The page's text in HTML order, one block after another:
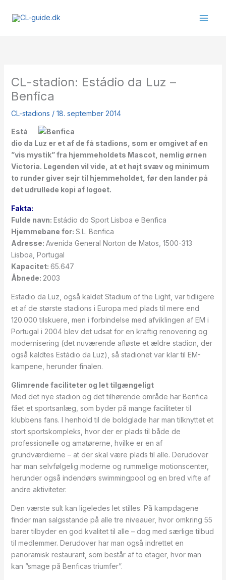
CL-stadion: Estádio da Luz –
Benfica
CL-stadions / 18. september 2014
Está
dio da Luz er et af de få stadions, som er omgivet af en
”vis mystik” fra hjemmeholdets Mascot, nemlig ørnen
Victoria. Legenden vil vide, at et højt svæv og minimum
to runder giver sejr til hjemmeholdet, før den lander på
det udrullede kopi af logoet.
Fakta:
Fulde navn: Estádio do Sport Lisboa e Benfica
Hjemmebane for: S.L. Benfica
Adresse: Avenida General Norton de Matos, 1500-313
Lisboa, Portugal
Kapacitet: 65.647
Åbnede: 2003
Estadio da Luz, også kaldet Stadium of the Light, var tidligere
et af de største stadions i Europa med plads til mere end
120.000 tilskuere, men i forbindelse med afviklingen af EM i
Portugal i 2004 blev det udsat for en kraftig renovering og
modernisering (det nuværende afløste et ældre stadion, der
også kaldtes Estádio da Luz), så stadionet var klar til EM-
kampene, herunder finalen.
Glimrende faciliteter og let tilgængeligt
Med det nye stadion og det tilhørende område har Benfica
fået et sportsanlæg, som byder på mange faciliteter til
klubbens fans. I henhold til de boldglade har man tilknyttet et
stort sportskompleks, hvor der er plads til både de
professionelle og amatørerne, hvilke er en af
grundværdierne – at der skal være plads til alle. Derudover
har man selvfølgelig moderne og rummelige motionscenter,
herunder også indendørs swimmingpool og en bred vifte af
andre aktiviteter.
Den værste sult kan ligeledes let stilles. På kampdagene
finder man salgsstande på alle tre niveauer, hvor omkring 55
barer tilbyder en god kvalitet til alle – dog med særlige tilbud
til medlemmer. Derudover har man også indrettet en
panoramisk restaurant, som består af to etager, hvor man
kan ”smage på Benficas triumfer”.